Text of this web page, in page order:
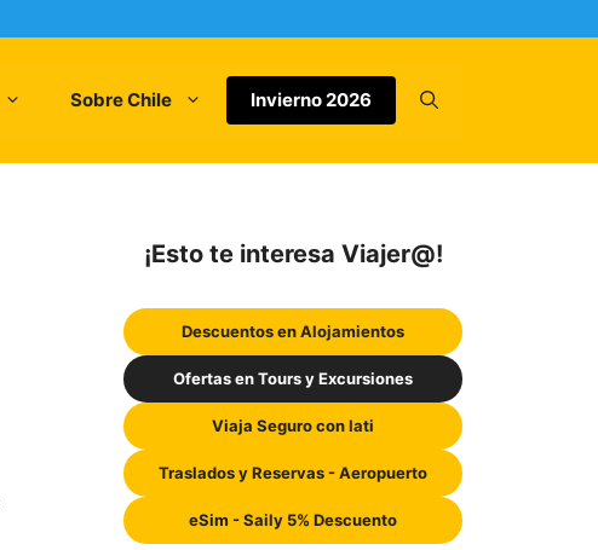
Sobre Chile Invierno 2026
¡Esto te interesa Viajer@!
Descuentos en Alojamientos
Ofertas en Tours y Excursiones
Viaja Seguro con Iati
Traslados y Reservas - Aeropuerto
eSim - Saily 5% Descuento